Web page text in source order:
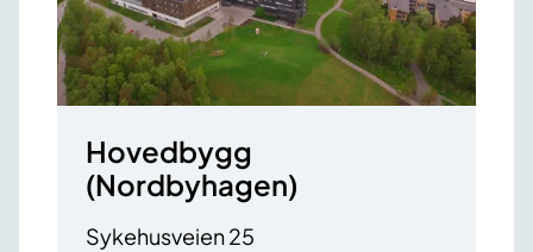
Hovedbygg
(Nordbyhagen)
Sykehusveien 25